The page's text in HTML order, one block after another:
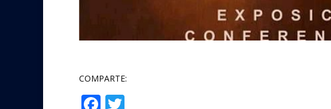
COMPARTE:
F